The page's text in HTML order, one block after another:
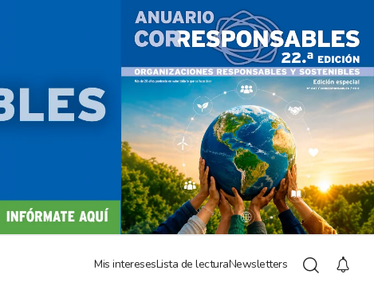
Mis interesesLista de lecturaNewsletters